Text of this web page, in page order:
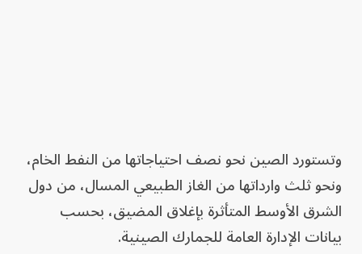
وتستورد الصين نحو نصف احتياجاتها من النفط الخام،
ونحو ثلث وارداتها من الغاز الطبيعي المسال، من دول
الشرق الأوسط المتأثرة بإغلاق المضيق، بحسب
بيانات الإدارة العامة للجمارك الصينية.